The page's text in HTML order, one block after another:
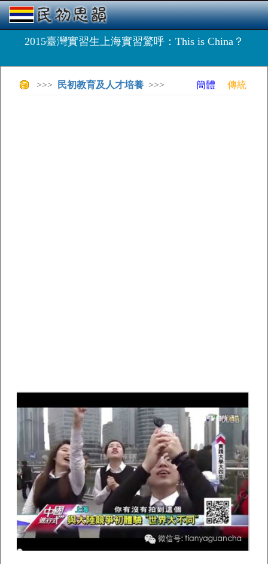
2015臺灣實習生上海實習驚呼：This is China？
>>> 民初教育及人才培養 >>> 簡體 傳統